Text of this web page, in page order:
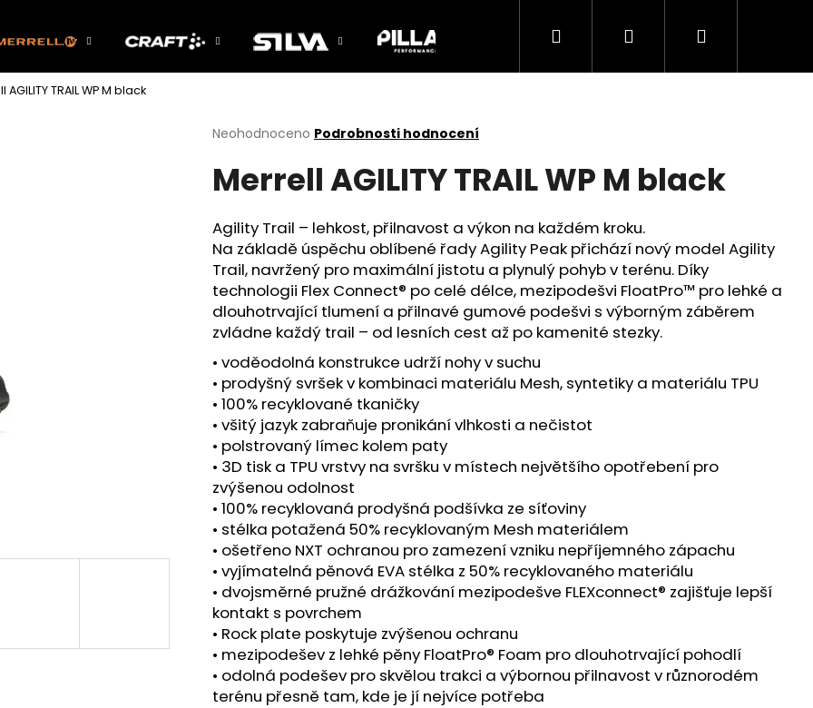
Hledat PřihlášeníNákupní
AGILITY TRAIL WP M black
Průměrné
produktu
je
z
5
hvězdiček.
Neohodnoceno Podrobnosti hodnocení
Merrell AGILITY TRAIL WP M black
Agility Trail – lehkost, přilnavost a výkon na každém kroku.
Na základě úspěchu oblíbené řady Agility Peak přichází nový model Agility
Trail, navržený pro maximální jistotu a plynulý pohyb v terénu. Díky
technologii Flex Connect® po celé délce, mezipodešvi FloatPro™ pro lehké a
dlouhotrvající tlumení a přilnavé gumové podešvi s výborným záběrem
zvládne každý trail – od lesních cest až po kamenité stezky.
• voděodolná konstrukce udrží nohy v suchu
• prodyšný svršek v kombinaci materiálu Mesh, syntetiky a materiálu TPU
• 100% recyklované tkaničky
• všitý jazyk zabraňuje pronikání vlhkosti a nečistot
• polstrovaný límec kolem paty
• 3D tisk a TPU vrstvy na svršku v místech největšího opotřebení pro
zvýšenou odolnost
• 100% recyklovaná prodyšná podšívka ze síťoviny
• stélka potažená 50% recyklovaným Mesh materiálem
• ošetřeno NXT ochranou pro zamezení vzniku nepříjemného zápachu
• vyjímatelná pěnová EVA stélka z 50% recyklovaného materiálu
• dvojsměrné pružné drážkování mezipodešve FLEXconnect® zajišťuje lepší
kontakt s povrchem
• Rock plate poskytuje zvýšenou ochranu
• mezipodešev z lehké pěny FloatPro® Foam pro dlouhotrvající pohodlí
• odolná podešev pro skvělou trakci a výbornou přilnavost v různorodém
terénu přesně tam, kde je jí nejvíce potřeba
Co potřebujete najít?
HLEDAT
CRAFT CTM ULTRA TRAIL - ŠEDÁ
599 Kč
SAUCONY XODUS ULTRA 3 BLACK/DUSK
2 999 Kč
Původně: 4 299 Kč